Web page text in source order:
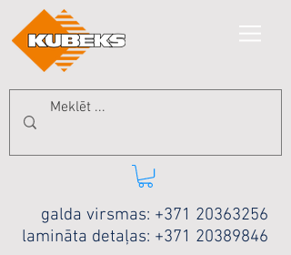
galda virsmas: +371 20363256
lamināta detaļas: +371 20389846